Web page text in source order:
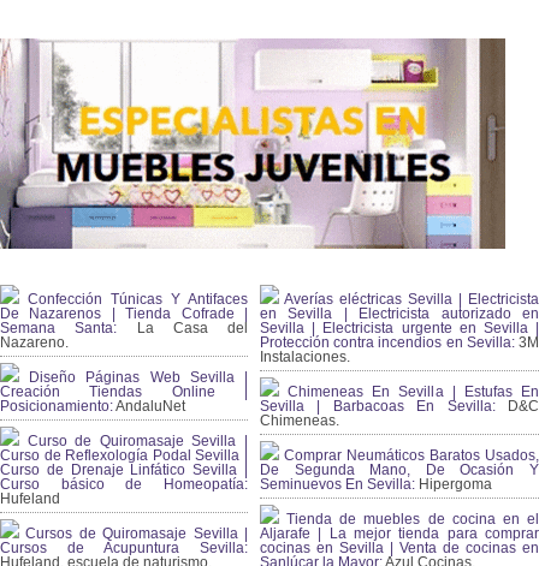
Confección Túnicas Y Antifaces
De Nazarenos | Tienda Cofrade |
Semana Santa: La Casa del
Nazareno.
Diseño Páginas Web Sevilla |
Creación Tiendas Online |
Posicionamiento:AndaluNet
Curso de Quiromasaje Sevilla |
Curso de Reflexología Podal Sevilla |
Curso de Drenaje Linfático Sevilla |
Curso básico de Homeopatía:
Hufeland
Cursos de Quiromasaje Sevilla |
Cursos de Acupuntura Sevilla:
Hufeland, escuela de naturismo.
Averías eléctricas Sevilla | Electricista
en Sevilla | Electricista autorizado en
Sevilla | Electricista urgente en Sevilla |
Protección contra incendios en Sevilla:3M
Instalaciones.
Chimeneas En Sevilla | Estufas En
Sevilla | Barbacoas En Sevilla:D&C
Chimeneas.
Comprar Neumáticos Baratos Usados,
De Segunda Mano, De Ocasión Y
Seminuevos En Sevilla: Hipergoma
Tienda de muebles de cocina en el
Aljarafe | La mejor tienda para comprar
cocinas en Sevilla | Venta de cocinas en
Sanlúcar la Mayor:Azul Cocinas.